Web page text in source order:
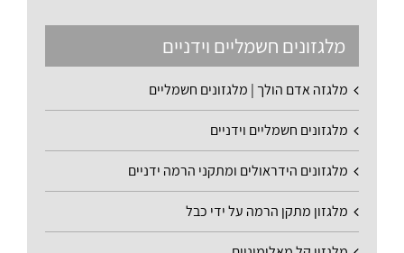
מלגזונים חשמליים וידניים
מלגזה אדם הולך | מלגזונים חשמליים
מלגזונים חשמליים וידניים
מלגזונים הידראולים ומתקני הרמה ידניים
מלגזון מתקן הרמה על ידי כבל